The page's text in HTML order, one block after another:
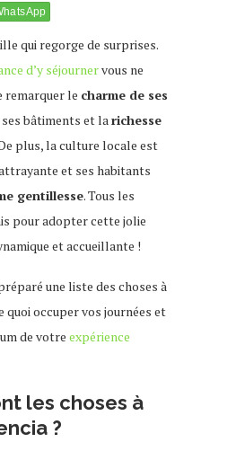
qui regorge de surprises.
d’y séjournervous ne
remarquer le charme de ses
ses bâtiments et larichesse
plus, la culture locale est
et ses habitants
gentillesse. Tous les
pour adopter cette jolie
et accueillante !
une liste des choses à
quoi occuper vos journées et
de votre expérience
les choses à
?